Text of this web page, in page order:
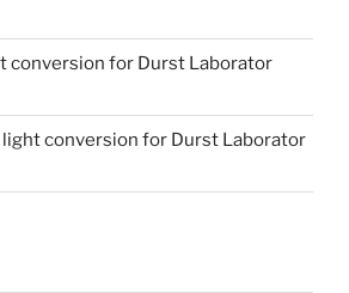
conversion for Durst Laborator
light conversion for Durst Laborator